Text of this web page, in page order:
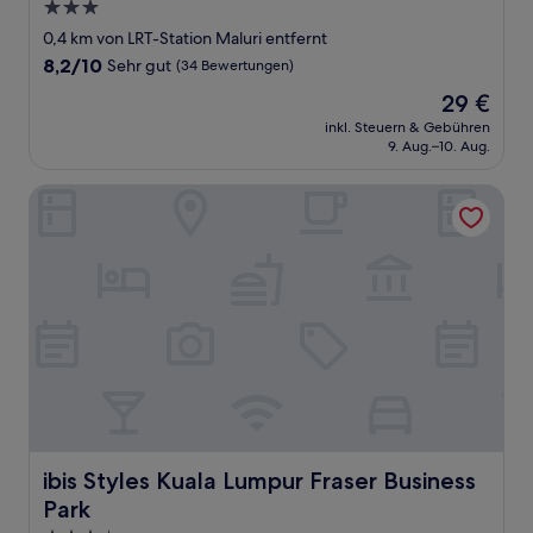
3.0-
Sterne-
Unterkunft
0,4 km von LRT-Station Maluri entfernt
8.2
Bewertungen)
8,2/10 Sehr gut (34 Bewertungen)
Der
Preis
beträgt
29 €
inkl. Steuern & Gebühren
9. Aug.–10. Aug.
ibis Styles Kuala Lumpur Fraser Business
Park
ibis Styles Kuala Lumpur Fraser Business Park